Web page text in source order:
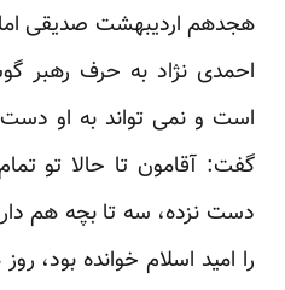
هجدهم اردیبهشت صدیقی
احمدی نژاد به حرف رهبر
است و نمی تواند به او
گفت: آقامون تا حالا تو
دست نزده، سه تا بچه هم
را امید اسلام خوانده بود،